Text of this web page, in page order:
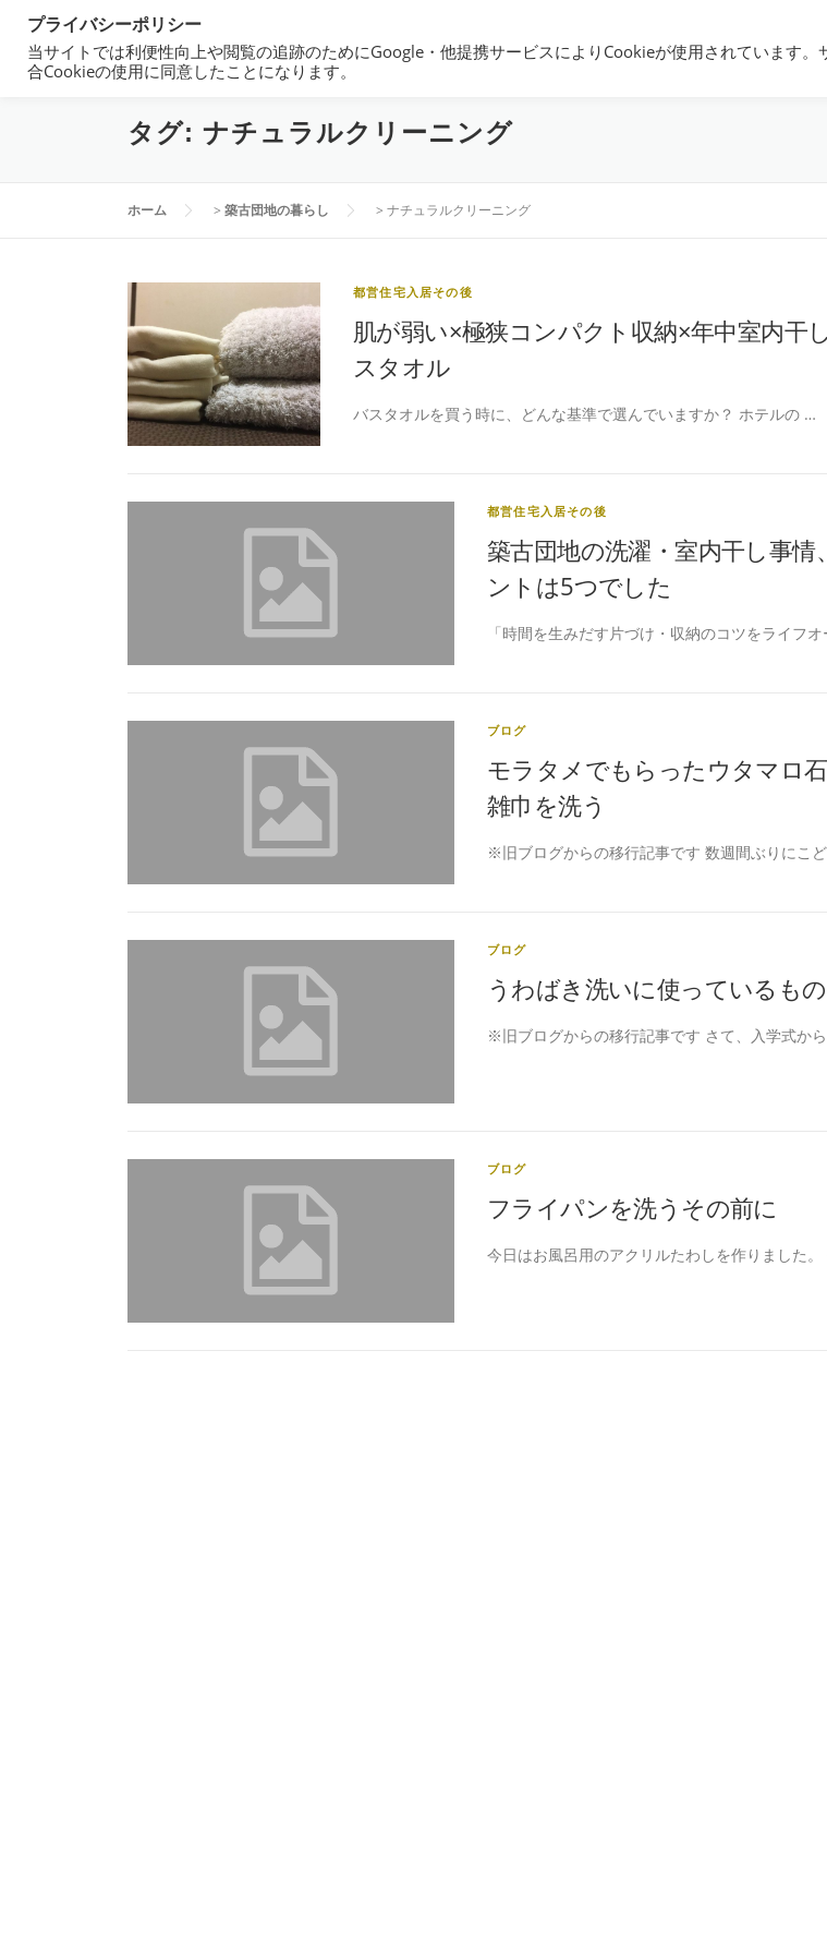
都営住宅・団地暮らしブログ
東京都内の昭和40年代築の団地で暮らす
団地暮らし 都営
タグ: ナチュラルクリーニング
ホーム > 築古団地の暮らし > ナチュラルクリーニング
都営住宅入居その後
肌が弱い×極狭コンパクト収納×年中室内干
スタオル
バスタオルを買う時に、どんな基準で選んでいますか？ ホテルの …
都営住宅入居その後
築古団地の洗濯・室内干し事情
ントは5つでした
「時間を生みだす片づけ・収納のコツをライフ
ブログ
モラタメでもらったウタマロ
雑巾を洗う
※旧ブログからの移行記事です 数週間ぶりにこ
ブログ
うわばき洗いに使っているもの
※旧ブログからの移行記事です さて、入学式か
ブログ
フライパンを洗うその前に
今日はお風呂用のアクリルたわしを作りました
プライバシーポリシー
当サイトでは利便性向上や閲覧の追跡のためにGoogle・他提携サービスによりCookieが使用されています。
合Cookieの使用に同意したことになります。